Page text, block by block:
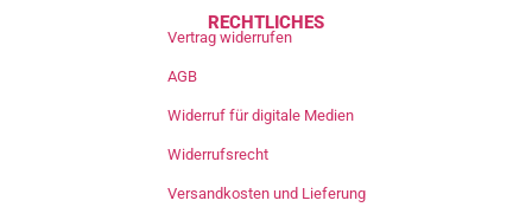
RECHTLICHES
Vertrag widerrufen
AGB
Widerruf für digitale Medien
Widerrufsrecht
Versandkosten und Lieferung